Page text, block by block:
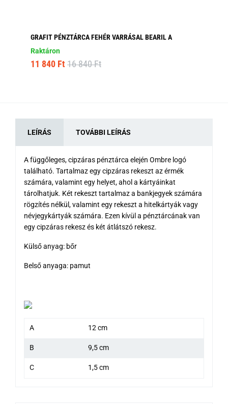
GRAFIT PÉNZTÁRCA FEHÉR VARRÁSAL BEARIL A
Raktáron
11 840 Ft 16 840 Ft
LEÍRÁS TOVÁBBI LEÍRÁS
A függőleges, cipzáras pénztárca elején Ombre logó
található. Tartalmaz egy cipzáras rekeszt az érmék
számára, valamint egy helyet, ahol a kártyáinkat
tárolhatjuk. Két rekeszt tartalmaz a bankjegyek számára
rögzítés nélkül, valamint egy rekeszt a hitelkártyák vagy
névjegykártyák számára. Ezen kívül a pénztárcának van
egy cipzáras rekesz és két átlátszó rekesz.
Külső anyag: bőr
Belső anyaga: pamut
A 12 cm
B 9,5 cm
C 1,5 cm